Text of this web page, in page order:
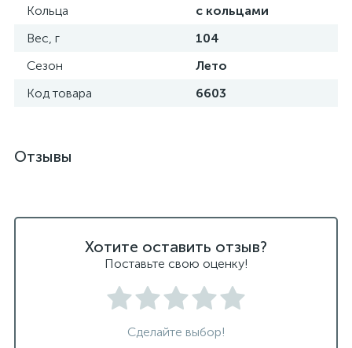
Кольца
с кольцами
Вес, г
104
Сезон
Лето
Код товара
6603
Отзывы
Хотите оставить отзыв?
Поставьте свою оценку!
Сделайте выбор!